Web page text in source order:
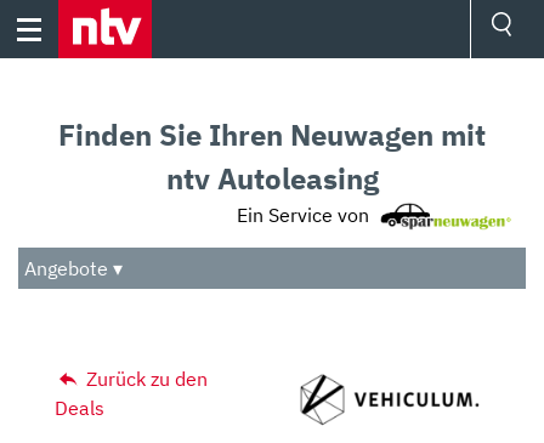
Skip
Audio
Das Beste
Finden Sie Ihren Neuwagen mit
ntv Autoleasing
Ein Service von
Angebote ▾
Zurück zu den
Deals